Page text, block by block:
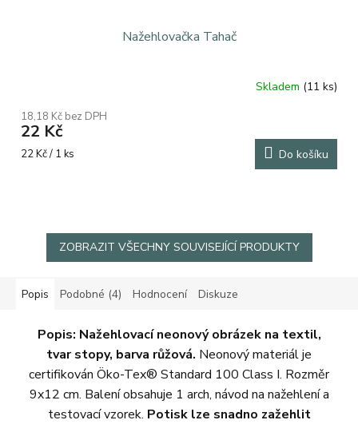
Nažehlovačka Tahač
produktu
je
5,0
Skladem (11 ks)
18,18 Kč bez DPH
22 Kč
Měrná
22 Kč / 1 ks Do košíku
ZOBRAZIT VŠECHNY SOUVISEJÍCÍ PRODUKTY
Popis Podobné (4) Hodnocení Diskuze
Popis: Nažehlovací neonový obrázek na textil,
tvar stopy, barva růžová. Neonový materiál je
certifikován Öko-Tex® Standard 100 Class I. Rozměr
9x12 cm. Balení obsahuje 1 arch, návod na nažehlení a
testovací vzorek. Potisk lze snadno zažehlit